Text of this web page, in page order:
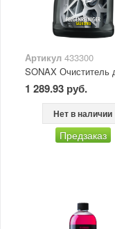
Артикул 433300
1 289.93 руб.
Нет в наличии
Предзаказ